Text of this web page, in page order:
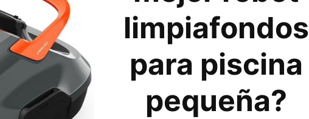
limpiafondos
para piscina
pequeña?